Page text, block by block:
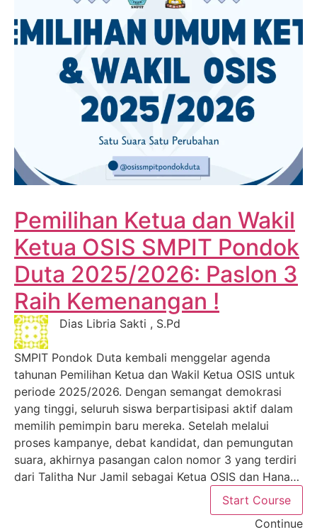
Pemilihan Ketua dan Wakil
Ketua OSIS SMPIT Pondok
Duta 2025/2026: Paslon 3
Raih Kemenangan !
Dias Libria Sakti , S.Pd
SMPIT Pondok Duta kembali menggelar agenda
tahunan Pemilihan Ketua dan Wakil Ketua OSIS untuk
periode 2025/2026. Dengan semangat demokrasi
yang tinggi, seluruh siswa berpartisipasi aktif dalam
memilih pemimpin baru mereka. Setelah melalui
proses kampanye, debat kandidat, dan pemungutan
suara, akhirnya pasangan calon nomor 3 yang terdiri
dari Talitha Nur Jamil sebagai Ketua OSIS dan Hana…
Start Course
Continue